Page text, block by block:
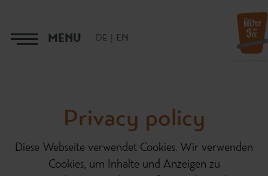
MENU DE EN
Privacy policy
Diese Webseite verwendet Cookies. Wir verwenden
Cookies, um Inhalte und Anzeigen zu